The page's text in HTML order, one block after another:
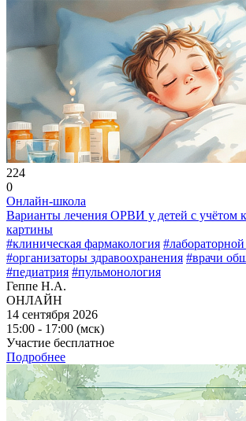
224
0
Онлайн-школа
Варианты лечения ОРВИ у детей с учётом
картины
#клиническая фармакология
#организаторы здравоохранения #врачи
#педиатрия #пульмонология
Геппе Н.А.
ОНЛАЙН
14 сентября 2026
15:00 - 17:00 (мск)
Участие бесплатное
Подробнее